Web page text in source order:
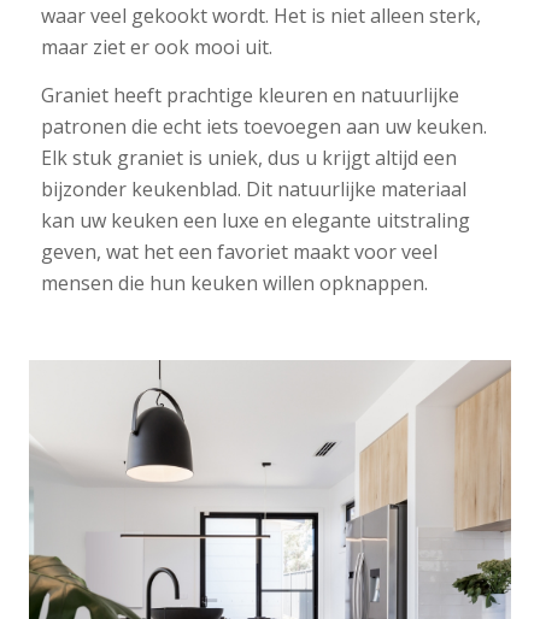
waar veel gekookt wordt. Het is niet alleen sterk,
maar ziet er ook mooi uit.
Graniet heeft prachtige kleuren en natuurlijke
patronen die echt iets toevoegen aan uw keuken.
Elk stuk graniet is uniek, dus u krijgt altijd een
bijzonder keukenblad. Dit natuurlijke materiaal
kan uw keuken een luxe en elegante uitstraling
geven, wat het een favoriet maakt voor veel
mensen die hun keuken willen opknappen.